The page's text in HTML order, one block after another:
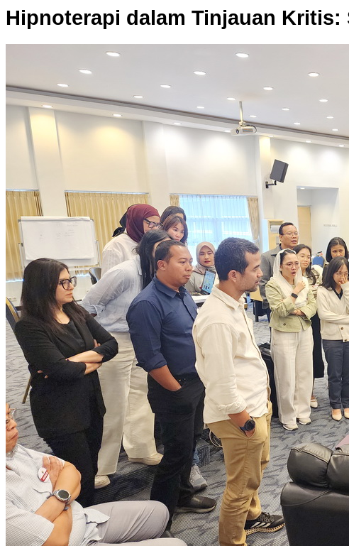
Hipnoterapi dalam Tinjauan